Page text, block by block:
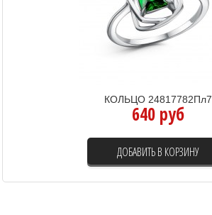
КОЛЬЦО 24817782Пл7
640 руб
ДОБАВИТЬ В КОРЗИНУ